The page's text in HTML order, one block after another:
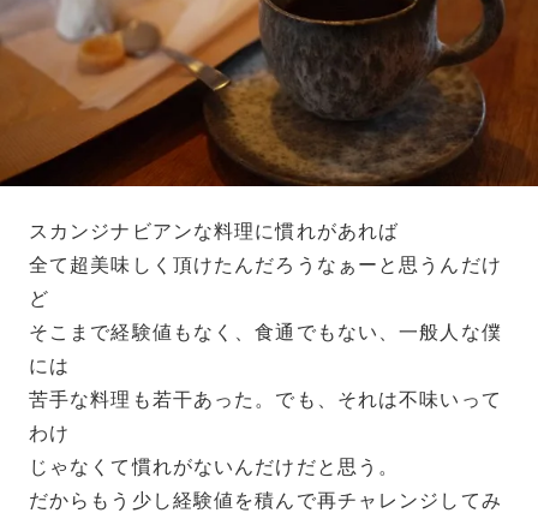
スカンジナビアンな料理に慣れがあれば
全て超美味しく頂けたんだろうなぁーと思うんだけ
ど
そこまで経験値もなく、食通でもない、一般人な僕
には
苦手な料理も若干あった。でも、それは不味いって
わけ
じゃなくて慣れがないんだけだと思う。
だからもう少し経験値を積んで再チャレンジしてみ